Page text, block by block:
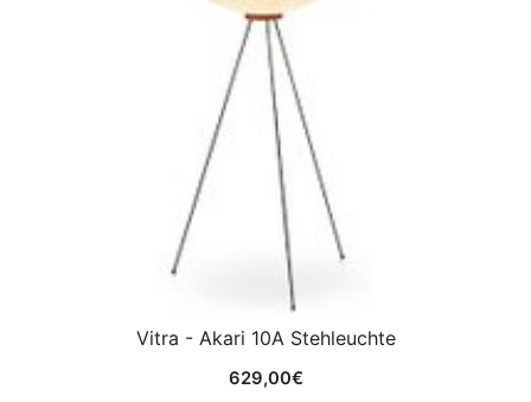
Vitra - Akari 10A Stehleuchte
629,00€